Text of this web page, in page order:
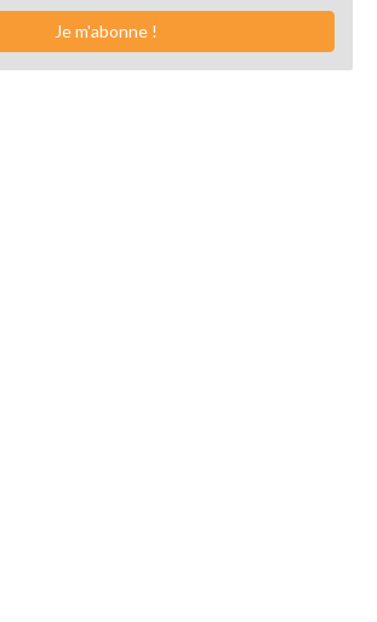
Je m'abonne !